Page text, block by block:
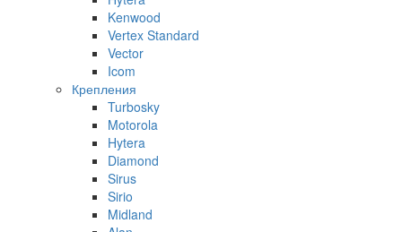
Kenwood
Vertex Standard
Vector
Icom
Крепления
Turbosky
Motorola
Hytera
Diamond
Sirus
Sirio
Midland